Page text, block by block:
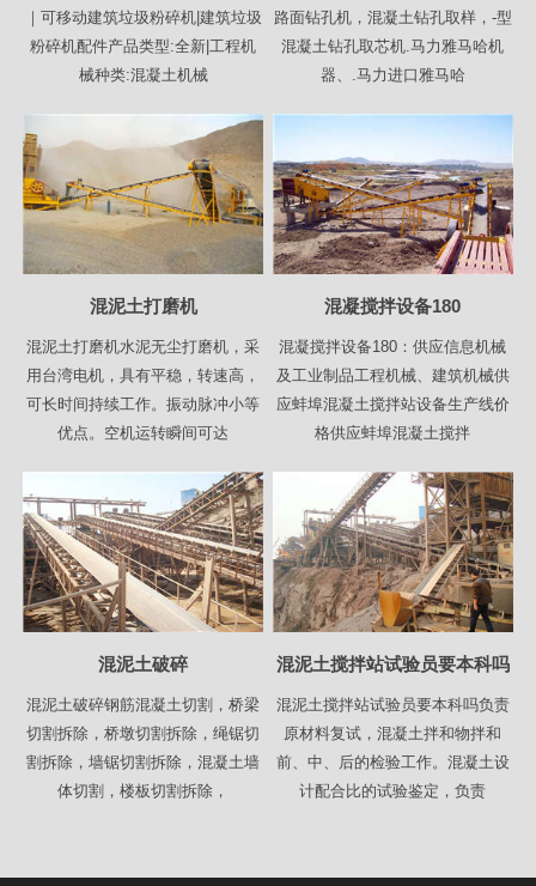
｜可移动建筑垃圾粉碎机|建筑垃圾
粉碎机配件产品类型:全新|工程机
械种类:混凝土机械
路面钻孔机，混凝土钻孔取样，-型
混凝土钻孔取芯机.马力雅马哈机
器、.马力进口雅马哈
混泥土打磨机
混泥土打磨机水泥无尘打磨机，采
用台湾电机，具有平稳，转速高，
可长时间持续工作。振动脉冲小等
优点。空机运转瞬间可达
混凝搅拌设备180
混凝搅拌设备180：供应信息机械
及工业制品工程机械、建筑机械供
应蚌埠混凝土搅拌站设备生产线价
格供应蚌埠混凝土搅拌
混泥土破碎
混泥土破碎钢筋混凝土切割，桥梁
切割拆除，桥墩切割拆除，绳锯切
割拆除，墙锯切割拆除，混凝土墙
体切割，楼板切割拆除，
混泥土搅拌站试验员要本科吗
混泥土搅拌站试验员要本科吗负责
原材料复试，混凝土拌和物拌和
前、中、后的检验工作。混凝土设
计配合比的试验鉴定，负责